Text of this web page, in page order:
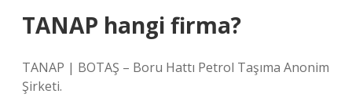
TANAP hangi firma?
TANAP | BOTAŞ – Boru Hattı Petrol Taşıma Anonim
Şirketi.